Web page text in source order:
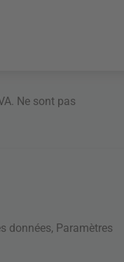
Ne sont pas
données, Paramètres